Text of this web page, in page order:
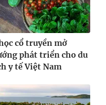
cổ truyền mở
phát triển cho du
y tế Việt Nam